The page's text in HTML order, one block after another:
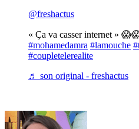
@freshactus
« Ça va casser internet »
#mohamedamra #lamouche
#coupletelerealite
♬ son original - freshactus